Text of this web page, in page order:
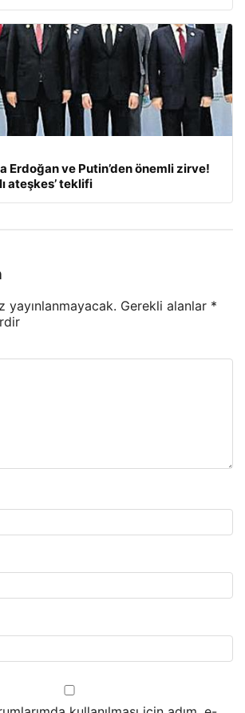
Erdoğan ve Putin’den önemli zirve!
ateşkes’ teklifi
yayınlanmayacak. Gerekli alanlar *